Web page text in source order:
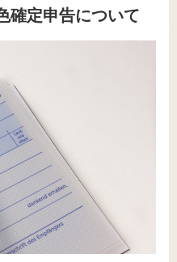
確定申告について